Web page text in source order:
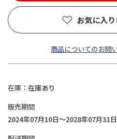
お気に入
商品についてのお問
在庫
在庫あり
販売期間
2024年07月10日～2028年07月31日